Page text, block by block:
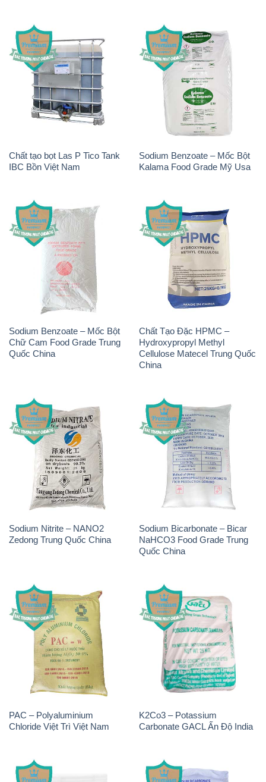
Chất tạo bọt Las P Tico Tank
IBC Bồn Việt Nam
Sodium Benzoate – Mốc Bột
Kalama Food Grade Mỹ Usa
Sodium Benzoate – Mốc Bột
Chữ Cam Food Grade Trung
Quốc China
Chất Tạo Đặc HPMC –
Hydroxypropyl Methyl
Cellulose Matecel Trung Quốc
China
Sodium Nitrite – NANO2
Zedong Trung Quốc China
Sodium Bicarbonate – Bicar
NaHCO3 Food Grade Trung
Quốc China
PAC – Polyaluminium
Chloride Việt Trì Việt Nam
K2Co3 – Potassium
Carbonate GACL Ấn Độ India